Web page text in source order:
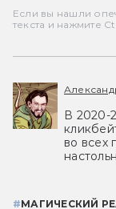
Если вы нашли
текста и нажмите
В 2020-
во всех
#МАГИЧЕСКИЙ